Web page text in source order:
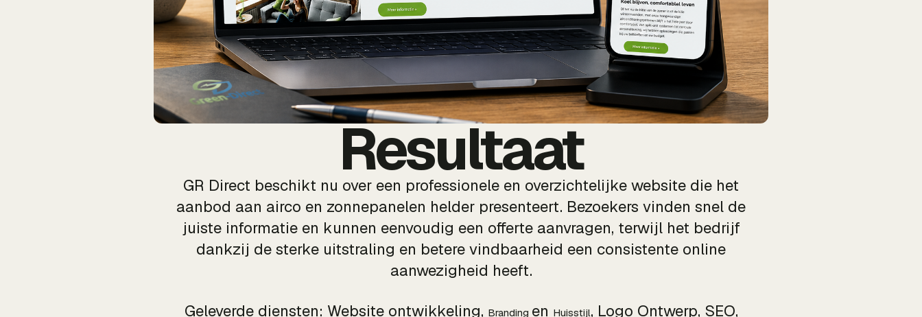
Resultaat
GR Direct beschikt nu over een professionele en overzichtelijke website die het
aanbod aan airco en zonnepanelen helder presenteert. Bezoekers vinden snel de
juiste informatie en kunnen eenvoudig een offerte aanvragen, terwijl het bedrijf
dankzij de sterke uitstraling en betere vindbaarheid een consistente online
aanwezigheid heeft.
Geleverde diensten: Website ontwikkeling, Branding en Huisstijl, Logo Ontwerp, SEO,